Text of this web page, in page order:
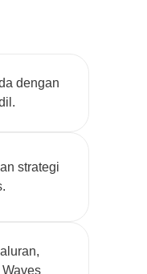
dengan
strategi